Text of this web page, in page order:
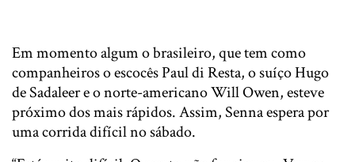
Em momento algum o brasileiro, que tem como
companheiros o escocês Paul di Resta, o suíço Hugo
de Sadaleer e o norte-americano Will Owen, esteve
próximo dos mais rápidos. Assim, Senna espera por
uma corrida difícil no sábado.